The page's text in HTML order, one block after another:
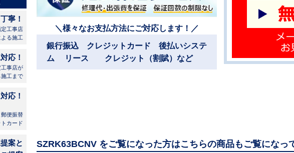
寧！
定工事店
よる施工
応！
事店が
施工まで
応！
便振替
カード
案と
＼様々なお支払方法にご対応します！／
銀行振込 クレジットカード 後払いシステ
ム リース クレジット（割賦）など
SZRK63BCNV をご覧になった方はこちらの商品もご覧になっ